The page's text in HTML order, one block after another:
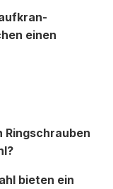
einen
Ringschrauben
bieten ein